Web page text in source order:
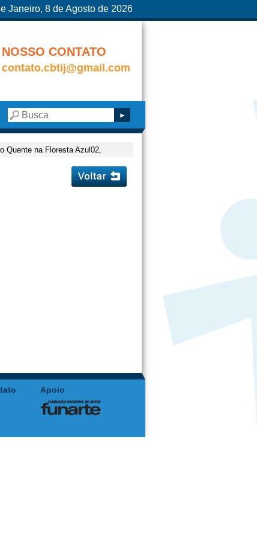
Janeiro, 8 de Agosto de 2026
NOSSO CONTATO
contato.cbtij@gmail.com
Quente na Floresta Azul02,
Apoio